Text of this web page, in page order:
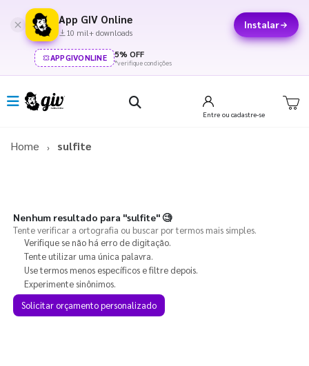
App GIV Online
10 mil+ downloads
Instalar
APPGIVONLINE 5% OFF
*verifique condições
Entre ou cadastre-se
Home sulfite
Nenhum resultado para "sulfite"🧐
Tente verificar a ortografia ou buscar por termos mais simples.
Verifique se não há erro de digitação.
Tente utilizar uma única palavra.
Use termos menos específicos e filtre depois.
Experimente sinônimos.
Solicitar orçamento personalizado